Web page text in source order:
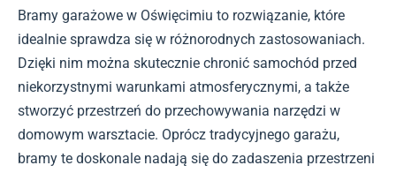
Bramy garażowe w Oświęcimiu to rozwiązanie, które
idealnie sprawdza się w różnorodnych zastosowaniach.
Dzięki nim można skutecznie chronić samochód przed
niekorzystnymi warunkami atmosferycznymi, a także
stworzyć przestrzeń do przechowywania narzędzi w
domowym warsztacie. Oprócz tradycyjnego garażu,
bramy te doskonale nadają się do zadaszenia przestrzeni